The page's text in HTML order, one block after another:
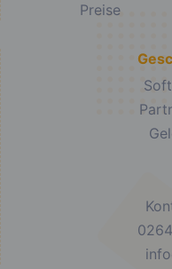
Preise